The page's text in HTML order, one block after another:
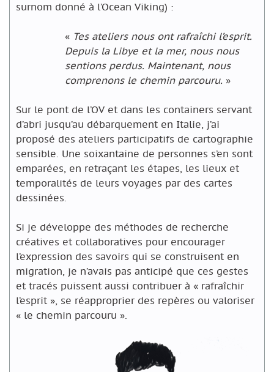
surnom donné à l’Ocean Viking) :
« Tes ateliers nous ont rafraîchi l’esprit.
Depuis la Libye et la mer, nous nous
sentions perdus. Maintenant, nous
comprenons le chemin parcouru. »
Sur le pont de l’OV et dans les containers servant
d’abri jusqu’au débarquement en Italie, j’ai
proposé des ateliers participatifs de cartographie
sensible. Une soixantaine de personnes s’en sont
emparées, en retraçant les étapes, les lieux et
temporalités de leurs voyages par des cartes
dessinées.
Si je développe des méthodes de recherche
créatives et collaboratives pour encourager
l’expression des savoirs qui se construisent en
migration, je n’avais pas anticipé que ces gestes
et tracés puissent aussi contribuer à « rafraîchir
l’esprit », se réapproprier des repères ou valoriser
« le chemin parcouru ».